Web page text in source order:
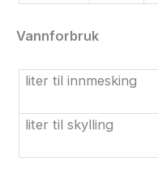
Vannforbruk
liter til innmesking
liter til skylling